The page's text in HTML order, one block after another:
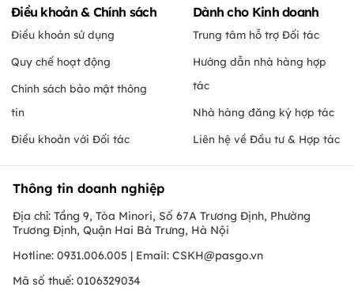
Điều khoản & Chính sách
Điều khoản sử dụng
Quy chế hoạt động
Chính sách bảo mật thông
tin
Điều khoản với Đối tác
Dành cho Kinh doanh
Trung tâm hỗ trợ Đối tác
Hướng dẫn nhà hàng hợp
tác
Nhà hàng đăng ký hợp tác
Liên hệ về Đầu tư & Hợp tác
Thông tin doanh nghiệp
Địa chỉ: Tầng 9, Tòa Minori, Số 67A Trương Định, Phường
Trương Định, Quận Hai Bà Trưng, Hà Nội
Hotline: 0931.006.005 | Email: CSKH@pasgo.vn
Mã số thuế: 0106329034